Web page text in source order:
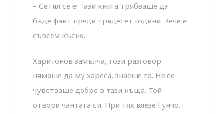
– Сетил се е! Тази книга трябваше да
бъде факт преди тридесет години. Вече е
съвсем късно.
Харитонов замълча, този разговор
нямаше да му хареса, знаеше го. Не се
чувстваше добре в тази къща. Той
отвори чантата си. При тях влезе Гунчо.